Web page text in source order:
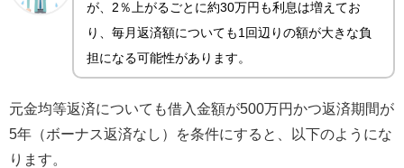
が、2％上がるごとに約30万円も利息は増えてお
り、毎月返済額についても1回辺りの額が大きな負
担になる可能性があります。
元金均等返済についても借入金額が500万円かつ返済期間が
5年（ボーナス返済なし）を条件にすると、以下のようにな
ります。